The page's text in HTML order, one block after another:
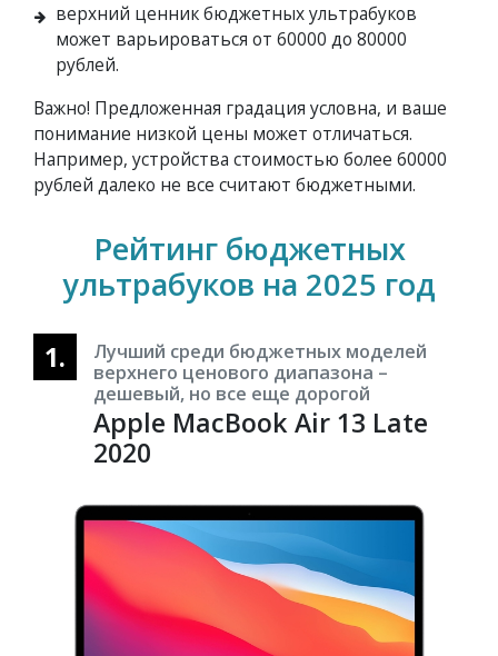
верхний ценник бюджетных ультрабуков
может варьироваться от 60000 до 80000
рублей.
Важно! Предложенная градация условна, и ваше
понимание низкой цены может отличаться.
Например, устройства стоимостью более 60000
рублей далеко не все считают бюджетными.
Рейтинг бюджетных
ультрабуков на 2025 год
1.
Лучший среди бюджетных моделей
верхнего ценового диапазона –
дешевый, но все еще дорогой
Apple MacBook Air 13 Late
2020